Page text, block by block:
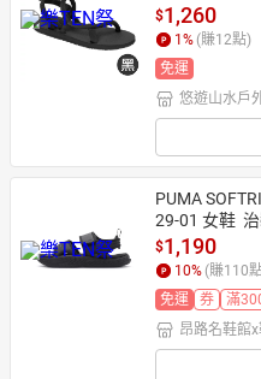
$1,260
1 % (賺12點)
免運
悠遊山水戶
PUMA
29-01 女鞋
$1,190
10% (賺110
免運
券
滿
昂路名鞋館